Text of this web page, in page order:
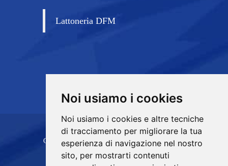
Noi usiamo i cookies
Noi usiamo i cookies e altre tecniche
di tracciamento per migliorare la tua
esperienza di navigazione nel nostro
sito, per mostrarti contenuti
Lattoneria DFM
Copyrights © 2026 D.F.M. di Di Franco Michele
Tutti i diritti riservati.